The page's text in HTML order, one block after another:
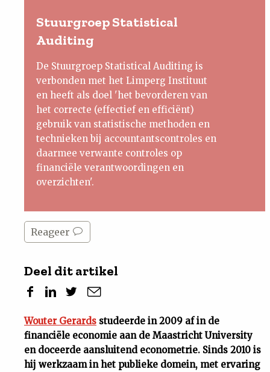
Stuurgroep Statistical
Auditing
De Stuurgroep Statistical Auditing is
verbonden met het Limperg Instituut
en heeft als doel 'het bevorderen van
het correcte (effectief en efficiënt)
gebruik van statistische methoden en
technieken bij accountantscontroles en
daarmee verwante controles op
financiële verantwoordingen en
overzichten'.
Reageer
Deel dit artikel
Wouter Gerards studeerde in 2009 af in de
financiële economie aan de Maastricht University
en doceerde aansluitend econometrie. Sinds 2010 is
hij werkzaam in het publieke domein, met ervaring